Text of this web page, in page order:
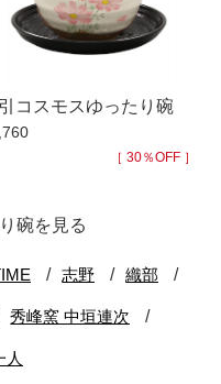
コスモスゆったり碗
［ 30％OFF ］
碗を見る